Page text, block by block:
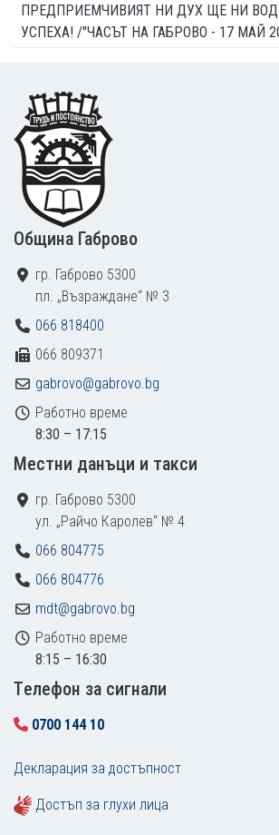
ПРЕДПРИЕМЧИВИЯТ НИ ДУХ ЩЕ НИ
УСПЕХА! /"ЧАСЪТ НА ГАБРОВО - 17 МАЙ
Footer
Община Габрово
гр. Габрово 5300
пл. „Възраждане“ № 3
066 818400
066 809371
gabrovo@gabrovo.bg
Работно време
8:30 – 17:15
Местни данъци и такси
гр. Габрово 5300
ул. „Райчо Каролев“ № 4
066 804775
066 804776
mdt@gabrovo.bg
Работно време
8:15 – 16:30
Tелефон за сигнали
0700 144 10
Декларация за достъпност
Достъп за глухи лица